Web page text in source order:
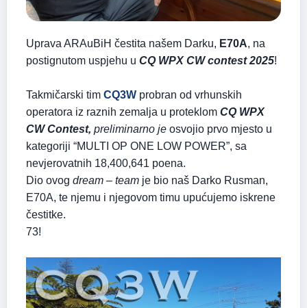
Uprava ARAuBiH čestita našem Darku, E70A, na
postignutom uspjehu u CQ WPX CW contest 2025!
Takmičarski tim CQ3W probran od vrhunskih
operatora iz raznih zemalja u proteklom CQ WPX
CW Contest, preliminarno je osvojio prvo mjesto u
kategoriji “MULTI OP ONE LOW POWER”, sa
nevjerovatnih 18,400,641 poena.
Dio ovog dream – team je bio naš Darko Rusman,
E70A, te njemu i njegovom timu upućujemo iskrene
čestitke.
73!